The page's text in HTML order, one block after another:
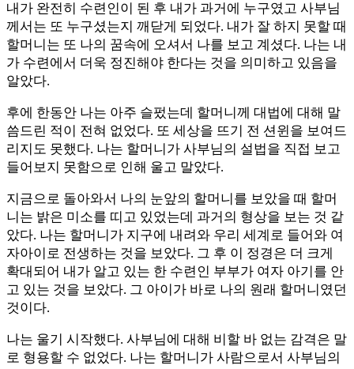
내가 완전히 수련인이 된 후 내가 과거에 누구였고 사부님
께서는 또 누구셨는지 깨닫게 되었다. 내가 잘 하지 못할 때
할머니는 또 나의 꿈속에 오셔서 나를 보고 계셨다. 나는 내
가 수련에서 더욱 정진해야 한다는 것을 의미하고 있음을
알았다.
후에 한동안 나는 아주 슬펐는데 할머니께 대법에 대해 말
씀드린 적이 전혀 없었다. 또 세상을 뜨기 전 션윈을 보여드
리지도 못했다. 나는 할머니가 사부님의 설법을 직접 보고
들어보지 못함으로 인해 울고 말았다.
지금으로 돌아와서 나의 눈앞의 할머니를 보았을 때 할머
니는 밝은 미소를 띠고 있었는데 과거의 형상을 보는 것 같
았다. 나는 할머니가 지구에 내려와 우리 세계로 들어와 여
자아이로 전생하는 것을 보았다. 그 후 이 정경은 더 크게
확대되어 내가 알고 있는 한 수련인 부부가 여자 아기를 안
고 있는 것을 보았다. 그 아이가 바로 나의 원래 할머니였던
것이다.
나는 울기 시작했다. 사부님에 대해 비할 바 없는 감격은 말
로 형용할 수 없었다. 나는 할머니가 사람으로서 사부님의